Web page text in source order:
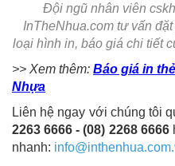
Đội ngũ nhân viên
InTheNhua.com tư vấn
loại hình in, báo giá chi tiết
>> Xem thêm: Báo giá in
Nhựa
Liên hệ ngay với chúng tôi
2263 6666 - (08) 2268 6666
nhanh: